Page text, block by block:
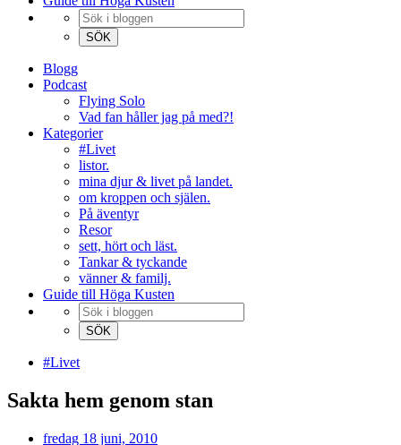
Blogg
Podcast
Flying Solo
Vad fan håller jag på med?!
Kategorier
#Livet
listor.
mina djur & livet på landet.
om kroppen och själen.
På äventyr
Resor
sett, hört och läst.
Tankar & tyckande
vänner & familj.
Guide till Höga Kusten
#Livet
Sakta hem genom stan
fredag 18 juni, 2010